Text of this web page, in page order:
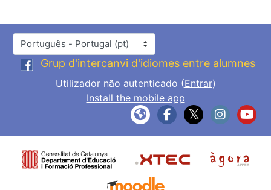
Idioma
Grup d'intercanvi d'idiomes entre alumnes
Utilizador não autenticado (Entrar)
Install the mobile app